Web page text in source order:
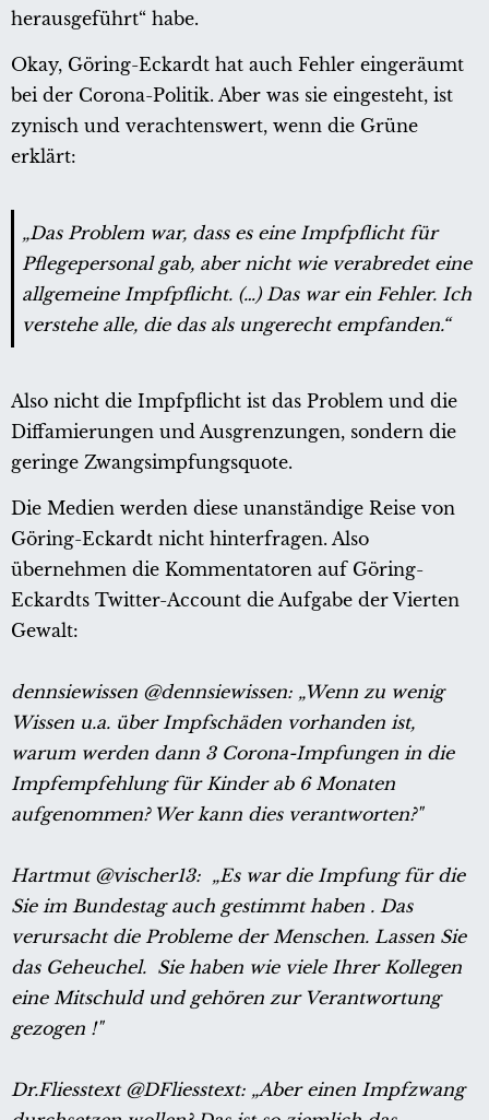
herausgeführt“ habe.
Okay, Göring-Eckardt hat auch Fehler eingeräumt
bei der Corona-Politik. Aber was sie eingesteht, ist
zynisch und verachtenswert, wenn die Grüne
erklärt:
„Das Problem war, dass es eine Impfpflicht für
Pflegepersonal gab, aber nicht wie verabredet eine
allgemeine Impfpflicht. (…) Das war ein Fehler. Ich
verstehe alle, die das als ungerecht empfanden.“
Also nicht die Impfpflicht ist das Problem und die
Diffamierungen und Ausgrenzungen, sondern die
geringe Zwangsimpfungsquote.
Die Medien werden diese unanständige Reise von
Göring-Eckardt nicht hinterfragen. Also
übernehmen die Kommentatoren auf Göring-
Eckardts Twitter-Account die Aufgabe der Vierten
Gewalt:
dennsiewissen @dennsiewissen: „Wenn zu wenig
Wissen u.a. über Impfschäden vorhanden ist,
warum werden dann 3 Corona-Impfungen in die
Impfempfehlung für Kinder ab 6 Monaten
aufgenommen? Wer kann dies verantworten?"
Hartmut @vischer13: „Es war die Impfung für die
Sie im Bundestag auch gestimmt haben . Das
verursacht die Probleme der Menschen. Lassen Sie
das Geheuchel. Sie haben wie viele Ihrer Kollegen
eine Mitschuld und gehören zur Verantwortung
gezogen !"
Dr.Fliesstext @DFliesstext: „Aber einen Impfzwang